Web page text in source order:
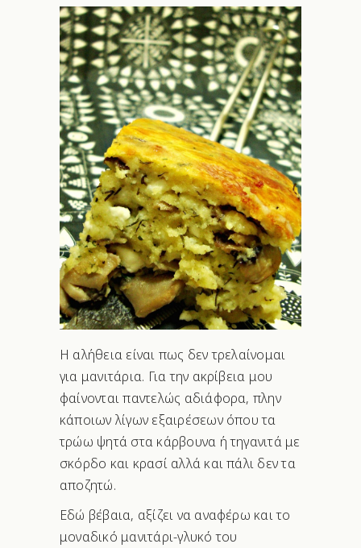
Η αλήθεια είναι πως δεν τρελαίνομαι
για μανιτάρια. Για την ακρίβεια μου
φαίνονται παντελώς αδιάφορα, πλην
κάποιων λίγων εξαιρέσεων όπου τα
τρώω ψητά στα κάρβουνα ή τηγανιτά με
σκόρδο και κρασί αλλά και πάλι δεν τα
αποζητώ.
Εδώ βέβαια, αξίζει να αναφέρω και το
μοναδικό μανιτάρι-γλυκό του